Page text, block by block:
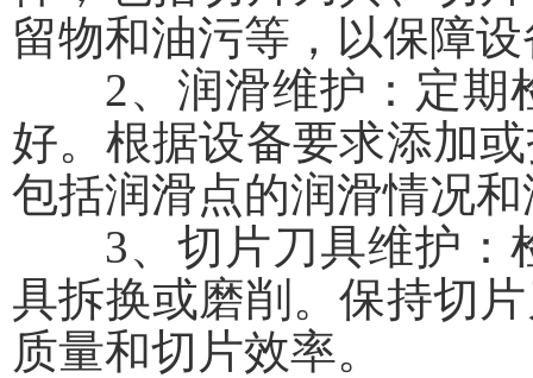
留物和油污等，以保障
2、润滑维护：定期
好。根据设备要求添加
包括润滑点的润滑情况
3、切片刀具维护：
具拆换或磨削。保持切
质量和切片效率。